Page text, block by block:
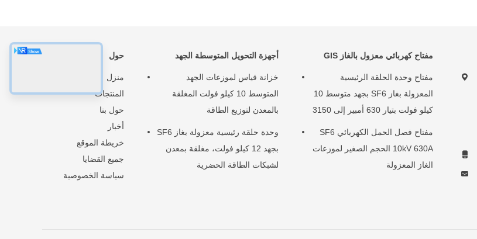
حول
منزل
المنتجات
حول بنا
أخبار
خريطة الموقع
جميع القضايا
سياسة الخصوصية
أجهزة التحويل المتوسطة الجهد
خزانة قياس لموزعات الجهد
المتوسط ​​10 كيلو فولت المغلقة
بالمعدن لتوزيع الطاقة
وحدة حلقة رئيسية معزولة بغاز SF6
بجهد 12 كيلو فولت، مغلقة بمعدن
لشبكات الطاقة الحضرية
مفتاح كهربائي معزول بالغاز GIS
مفتاح وحدة الحلقة الرئيسية
المعزولة بغاز SF6 بجهد متوسط ​​10
كيلو فولت بتيار 630 أمبير إلى 3150
مفتاح فصل الحمل الكهربائي SF6
10kV 630A الحجم الصغير لموزعات
الغاز المعزولة